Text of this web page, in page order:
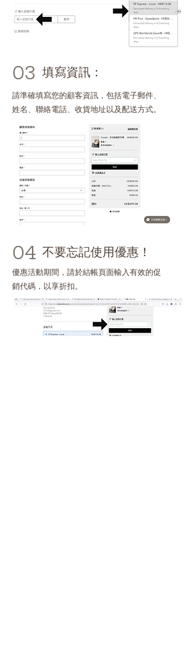
03 填寫資訊：
請準確填寫您的顧客資訊，包括電子郵件、
姓名、聯絡電話、收貨地址以及配送方式。
04 不要忘記使用優惠！
優惠活動期間，請於結帳頁面輸入有效的促
銷代碼，以享折扣。